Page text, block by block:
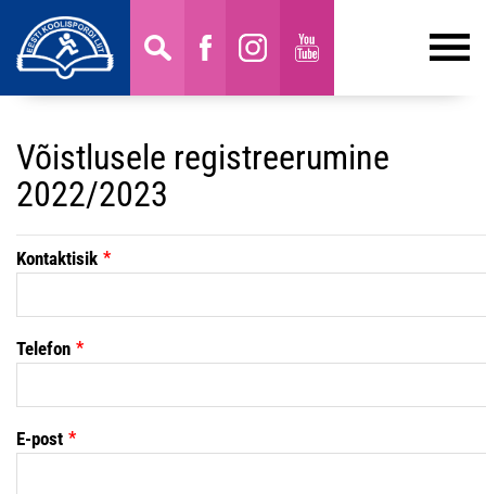
Võistlusele registreerumine
2022/2023
Kontaktisik
Telefon
E-post